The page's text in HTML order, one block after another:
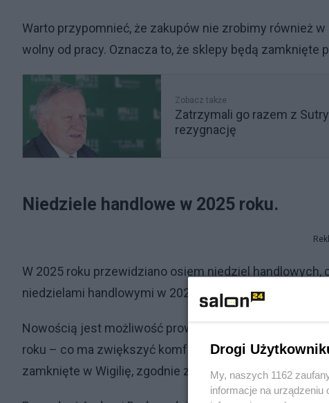
Warto przypomnieć, że zakupów nie zrobimy również
wolny od pracy. Oznacza to, że sklepy będą zamknięte
Zobacz także
Zatrzymali go razem z
rezygnację
Niedziele handlowe w 2025 roku.
W 2025 roku przewidziano osiem niedziel
niedzielami handlowymi w 2024 roku. Pierwsza z nich
Nowością jest możliwość prowadzenia handlu w trzy
roku – co ma zwiększyć komfort zakupów w okresie
zamknięte w Wigilię, zgodnie z nowymi przepisami.
Drogi
My, naszych 1162
informacje na urządzeniu